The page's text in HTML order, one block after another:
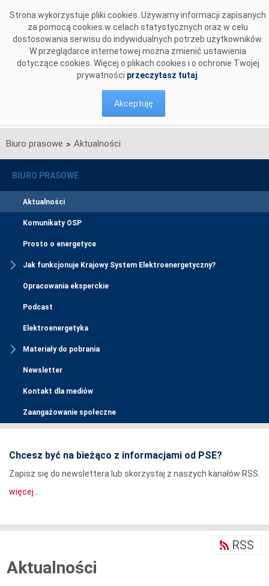
Strona wykorzystuje pliki cookies. Używamy informacji zapisanych
za pomocą cookies w celach statystycznych oraz w celu
dostosowania serwisu do indywidualnych potrzeb użytkowników.
W przeglądarce internetowej można zmienić ustawienia
dotyczące cookies. Więcej o plikach cookies i o ochronie Twojej
prywatności przeczytasz tutaj
Akceptuję
Biuro prasowe > Aktualności
BIURO PRASOWE
Aktualności
Komunikaty OSP
Prosto o energetyce
Jak funkcjonuje Krajowy System Elektroenergetyczny?
Opracowania eksperckie
Podcast
Elektroenergetyka
Materiały do pobrania
Newsletter
Kontakt dla mediów
Zaangażowanie społeczne
Chcesz być na bieżąco z informacjami od PSE?
Zapisz się do newslettera lub skorzystaj z naszych kanałów RSS.
więcej...
Aktualności
RSS